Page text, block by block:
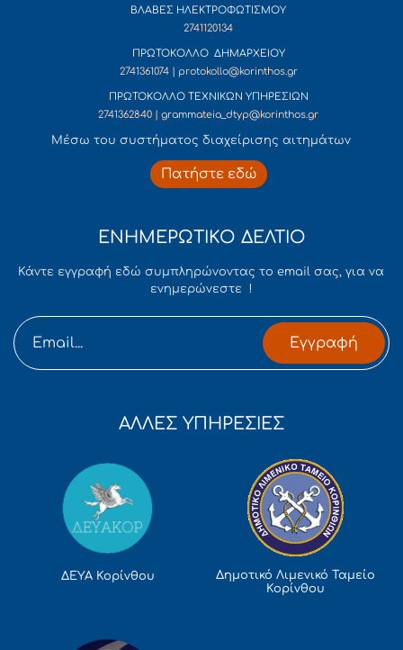
ΒΛΑΒΕΣ ΗΛΕΚΤΡΟΦΩΤΙΣΜΟΥ
2741120134
ΠΡΩΤΟΚΟΛΛΟ ΔΗΜΑΡΧΕΙΟΥ
2741361074 | protokollo@korinthos.gr
ΠΡΩΤΟΚΟΛΛΟ ΤΕΧΝΙΚΩΝ ΥΠΗΡΕΣΙΩΝ
2741362840 | grammateia_dtyp@korinthos.gr
Mέσω του συστήματος διαχείρισης αιτημάτων
Πατήστε εδώ
ΕΝΗΜΕΡΩΤΙΚΟ ΔΕΛΤΙΟ
Κάντε εγγραφή εδώ συμπληρώνοντας το email σας, για να
ενημερώνεστε !
Εγγραφή
ΑΛΛΕΣ ΥΠΗΡΕΣΙΕΣ
ΔΕΥΑ Κορίνθου
Δημοτικό Λιμενικό Ταμείο
Κορίνθου